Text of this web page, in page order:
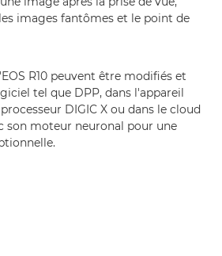
images fantômes et le point de
R10 peuvent être modifiés et
tel que DPP, dans l'appareil
DIGIC X ou dans le cloud
son moteur neuronal pour une